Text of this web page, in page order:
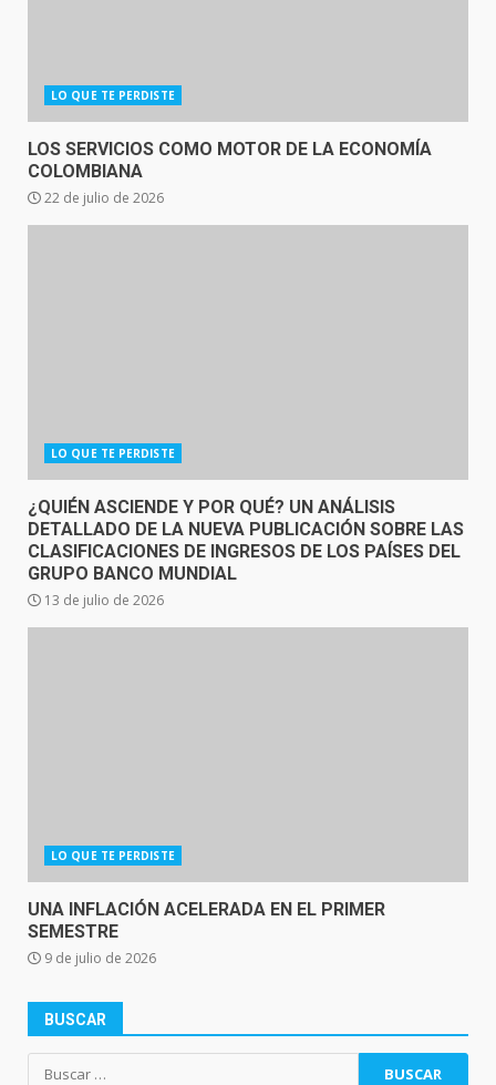
LO QUE TE PERDISTE
LOS SERVICIOS COMO MOTOR DE LA ECONOMÍA
COLOMBIANA
22 de julio de 2026
LO QUE TE PERDISTE
¿QUIÉN ASCIENDE Y POR QUÉ? UN ANÁLISIS
DETALLADO DE LA NUEVA PUBLICACIÓN SOBRE LAS
CLASIFICACIONES DE INGRESOS DE LOS PAÍSES DEL
GRUPO BANCO MUNDIAL
13 de julio de 2026
LO QUE TE PERDISTE
UNA INFLACIÓN ACELERADA EN EL PRIMER
SEMESTRE
9 de julio de 2026
BUSCAR
Buscar: